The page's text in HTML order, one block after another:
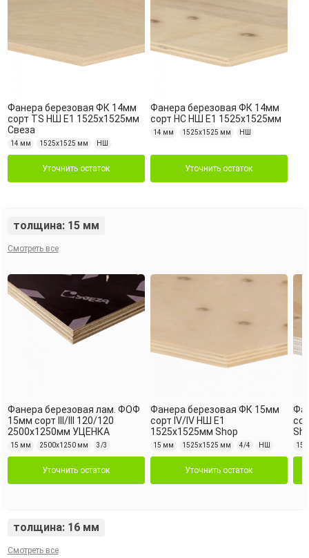
Фанера березовая ФК 14мм
сорт TS НШ Е1 1525х1525мм
Свеза
14 мм 1525х1525 мм НШ
Уточнить остаток
Фанера березовая ФК 14мм
сорт НС НШ Е1 1525х1525мм
14 мм 1525х1525 мм НШ
Уточнить остаток
толщина: 15 мм
Смотреть все
Фанера березовая лам. ФОФ
15мм сорт III/III 120/120
2500х1250мм УЦЕНКА
15 мм 2500х1250 мм 3/3
Уточнить остаток
Фанера березовая ФК 15мм
сорт IV/IV НШ Е1
1525х1525мм Shop
15 мм 1525х1525 мм 4/4 НШ
Уточнить остаток
15
толщина: 16 мм
Смотреть все